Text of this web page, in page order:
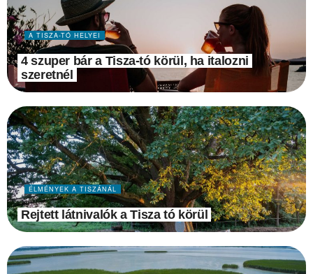
A TISZA-TÓ HELYEI
4 szuper bár a Tisza-tó körül, ha italozni
szeretnél
ÉLMÉNYEK A TISZÁNÁL
Rejtett látnivalók a Tisza tó körül